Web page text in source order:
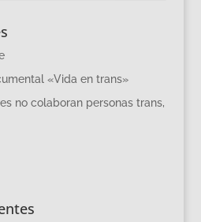
«Vida en trans»
no colaboran personas trans,